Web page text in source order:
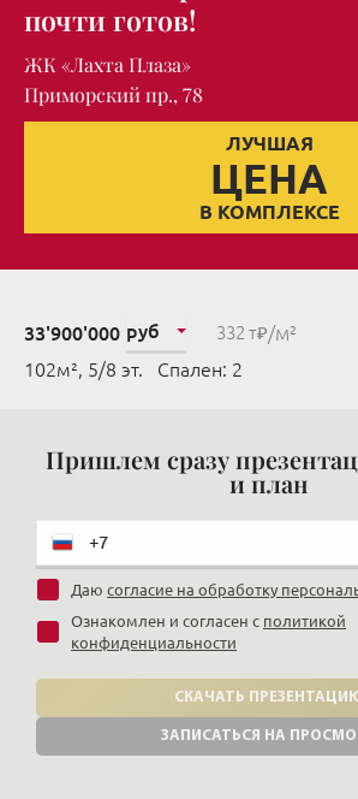
почти готов!
ЖК «Лахта Плаза»
Приморский пр., 78
ЛУЧШАЯ
ЦЕНА
В КОМПЛЕКСЕ
33'900'000 руб 332 т₽/м²
102м², 5/8 эт. Cпален: 2
Пришлем сразу
и план
Даю согласие на обработку
Ознакомлен и согласен с политикой
конфиденциальности
СКАЧАТЬ
ЗАПИСАТЬСЯ НА